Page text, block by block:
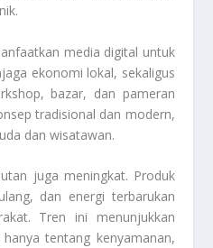
media digital untuk
ekonomi lokal, sekaligus
bazar, dan pameran
tradisional dan modern,
dan wisatawan.
juga meningkat. Produk
dan energi terbarukan
Tren ini menunjukkan
tentang kenyamanan,